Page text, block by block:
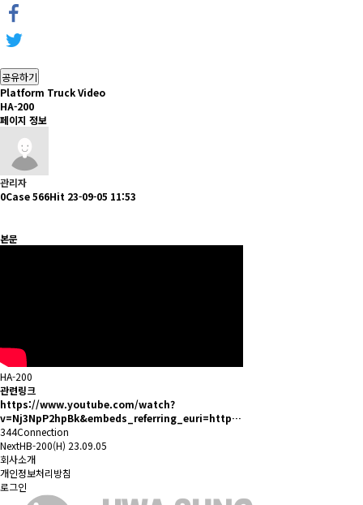
공유하기
Platform Truck Video
HA-200
페이지 정보
관리자
0Case566Hit 23-09-05 11:53
본문
HA-200
관련링크
https://www.youtube.com/watch?
v=Nj3NpP2hpBk&embeds_referring_euri=http…
344Connection
NextHB-200(H) 23.09.05
회사소개
개인정보처리방침
로그인